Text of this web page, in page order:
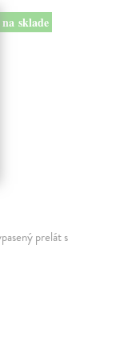
na sklade
prelát s